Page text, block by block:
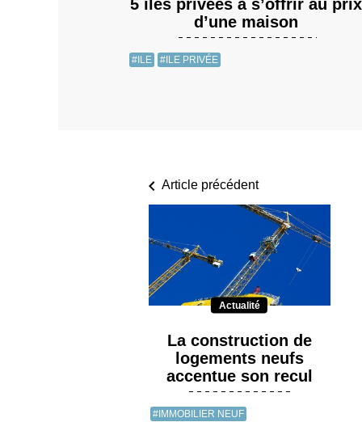
5 îles privées à s’offrir au prix
d’une maison
#ILE #ILE PRIVÉE
Article précédent
Actualité
La construction de
logements neufs
accentue son recul
#IMMOBILIER NEUF